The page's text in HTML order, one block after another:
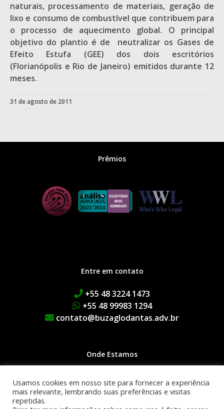
naturais, processamento de materiais, geração de
lixo e consumo de combustível que contribuem para
o processo de aquecimento global. O principal
objetivo do plantio é de neutralizar os Gases de
Efeito Estufa (GEE) dos dois escritórios
(Florianópolis e Rio de Janeiro) emitidos durante 12
meses.
31 de agosto de 2011
Prêmios
Entre em contato
+55 48 3224 1473
+55 48 99983 1294
contato@buzaglodantas.adv.br
Onde Estamos
Rua Adolfo Melo, 38 | Centro
Edifício Executive Manhattan
Usamos cookies em nosso site para fornecer a experiência
mais relevante, lembrando suas preferências e visitas
repetidas.